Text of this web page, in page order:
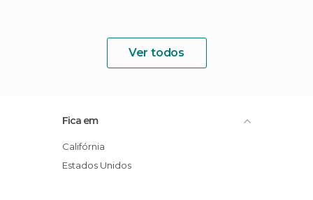
Ver todos
Fica em
Califórnia
Estados Unidos